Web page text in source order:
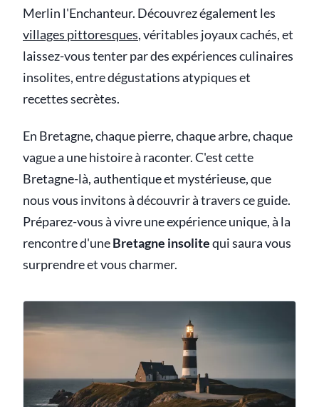
Merlin l'Enchanteur. Découvrez également les
villages pittoresques, véritables joyaux cachés, et
laissez-vous tenter par des expériences culinaires
insolites, entre dégustations atypiques et
recettes secrètes.
En Bretagne, chaque pierre, chaque arbre, chaque
vague a une histoire à raconter. C'est cette
Bretagne-là, authentique et mystérieuse, que
nous vous invitons à découvrir à travers ce guide.
Préparez-vous à vivre une expérience unique, à la
rencontre d'uneBretagne insolitequi saura vous
surprendre et vous charmer.